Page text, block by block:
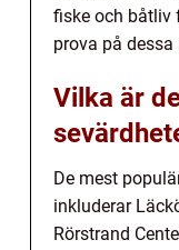
fiske och båtliv
prova på dessa
Vilka är
De mest
inkluderar
Rörstrand